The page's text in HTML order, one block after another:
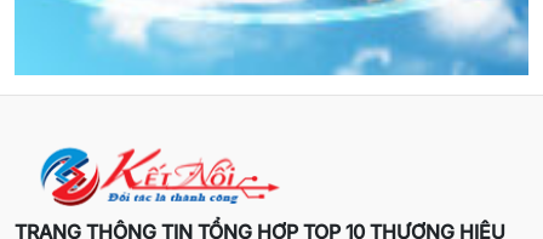
TRANG THÔNG TIN TỔNG HỢP TOP 10 THƯƠNG HIỆU